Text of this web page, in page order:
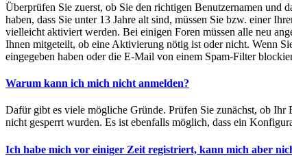
Überprüfen Sie zuerst, ob Sie den richtigen Benutzernamen und
haben, dass Sie unter 13 Jahre alt sind, müssen Sie bzw. einer
vielleicht aktiviert werden. Bei einigen Foren müssen alle neu
Ihnen mitgeteilt, ob eine Aktivierung nötig ist oder nicht. Wenn
eingegeben haben oder die E-Mail von einem Spam-Filter
Warum kann ich mich nicht anmelden?
Dafür gibt es viele mögliche Gründe. Prüfen Sie zunächst, ob
nicht gesperrt wurden. Es ist ebenfalls möglich, dass ein
Ich habe mich vor einiger Zeit registriert, kann mich aber